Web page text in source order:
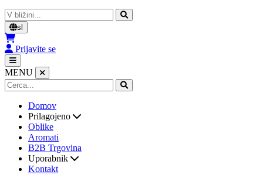
Cerca
sl
Prijavite se
MENU
Domov
Prilagojeno
Oblike
Aromati
B2B Trgovina
Uporabnik
Kontakt